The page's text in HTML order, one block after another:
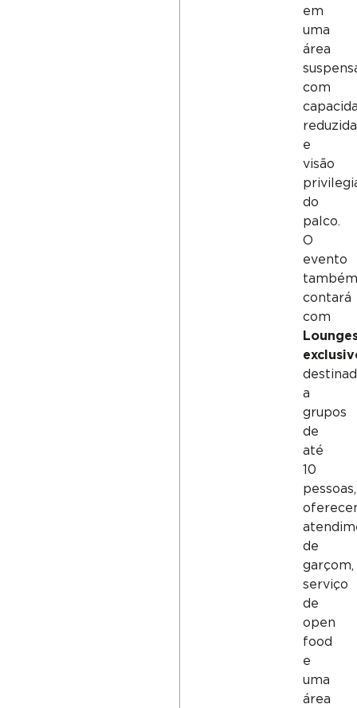
em
uma
área
com
reduzida
e
visão
do
palco.
O
evento
contará
com
a
grupos
de
até
10
pessoas,
de
garçom,
serviço
de
open
food
e
uma
área